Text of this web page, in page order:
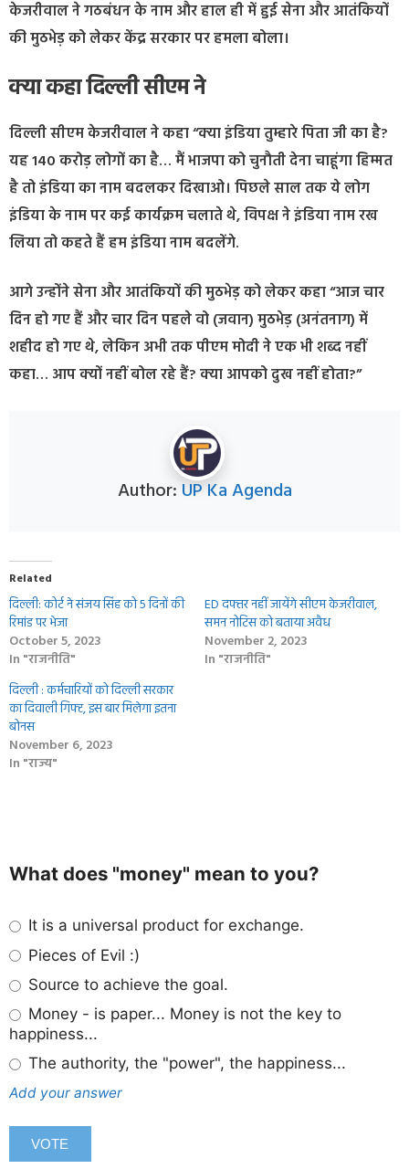
केजरीवाल ने गठबंधन के नाम और हाल ही में हुई सेना और आतंकियों
की मुठभेड़ को लेकर केंद्र सरकार पर हमला बोला।
क्या कहा दिल्ली सीएम ने
दिल्ली सीएम केजरीवाल ने कहा “क्या इंडिया तुम्हारे पिता जी का है?
यह 140 करोड़ लोगों का है… मैं भाजपा को चुनौती देना चाहूंगा हिम्मत
है तो इंडिया का नाम बदलकर दिखाओ। पिछले साल तक ये लोग
इंडिया के नाम पर कई कार्यक्रम चलाते थे, विपक्ष ने इंडिया नाम रख
लिया तो कहते हैं हम इंडिया नाम बदलेंगे.
आगे उन्होंने सेना और आतंकियों की मुठभेड़ को लेकर कहा “आज चार
दिन हो गए हैं और चार दिन पहले वो (जवान) मुठभेड़ (अनंतनाग) में
शहीद हो गए थे, लेकिन अभी तक पीएम मोदी ने एक भी शब्द नहीं
कहा… आप क्यों नहीं बोल रहे हैं? क्या आपको दुख नहीं होता?”
Author: UP Ka Agenda
Related
दिल्ली: कोर्ट ने संजय सिंह को 5 दिनों की
रिमांड पर भेजा
October 5, 2023
In "राजनीति"
ED दफ्तर नहीं जायेंगे सीएम केजरीवाल,
समन नोटिस को बताया अवैध
November 2, 2023
In "राजनीति"
दिल्ली : कर्मचारियों को दिल्ली सरकार
का दिवाली गिफ्ट, इस बार मिलेगा इतना
बोनस
November 6, 2023
In "राज्य"
What does "money" mean to you?
It is a universal product for exchange.
Pieces of Evil :)
Source to achieve the goal.
Money - is paper... Money is not the key to
happiness...
The authority, the "power", the happiness...
Add your answer